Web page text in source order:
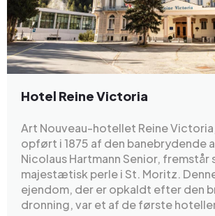
Hotel Reine Victoria
Art Nouveau-hotellet Reine
opført i 1875 af den banebrydende
Nicolaus Hartmann Senior, fremstår
majestætisk perle i St. Moritz.
ejendom, der er opkaldt efter den
dronning, var et af de første